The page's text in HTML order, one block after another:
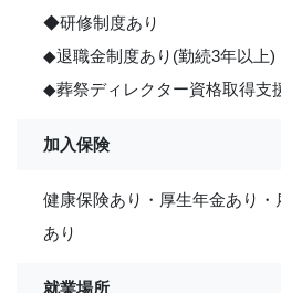
◆研修制度あり
◆退職金制度あり(勤続3年以上)
◆葬祭ディレクター資格取得支
加入保険
健康保険あり・厚生年金あり
あり
就業場所